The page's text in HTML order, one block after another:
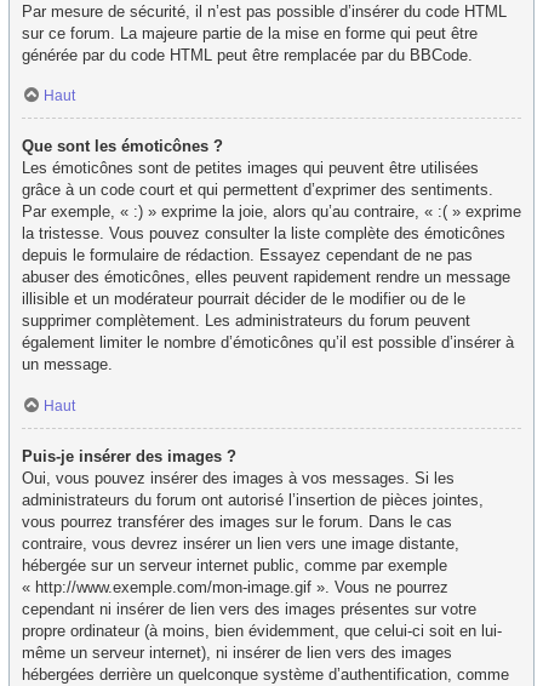
Par mesure de sécurité, il n’est pas possible d’insérer du code HTML
sur ce forum. La majeure partie de la mise en forme qui peut être
générée par du code HTML peut être remplacée par du BBCode.
Haut
Que sont les émoticônes ?
Les émoticônes sont de petites images qui peuvent être utilisées
grâce à un code court et qui permettent d’exprimer des sentiments.
Par exemple, « :) » exprime la joie, alors qu’au contraire, « :( » exprime
la tristesse. Vous pouvez consulter la liste complète des émoticônes
depuis le formulaire de rédaction. Essayez cependant de ne pas
abuser des émoticônes, elles peuvent rapidement rendre un message
illisible et un modérateur pourrait décider de le modifier ou de le
supprimer complètement. Les administrateurs du forum peuvent
également limiter le nombre d’émoticônes qu’il est possible d’insérer à
un message.
Haut
Puis-je insérer des images ?
Oui, vous pouvez insérer des images à vos messages. Si les
administrateurs du forum ont autorisé l’insertion de pièces jointes,
vous pourrez transférer des images sur le forum. Dans le cas
contraire, vous devrez insérer un lien vers une image distante,
hébergée sur un serveur internet public, comme par exemple
« http://www.exemple.com/mon-image.gif ». Vous ne pourrez
cependant ni insérer de lien vers des images présentes sur votre
propre ordinateur (à moins, bien évidemment, que celui-ci soit en lui-
même un serveur internet), ni insérer de lien vers des images
hébergées derrière un quelconque système d’authentification, comme